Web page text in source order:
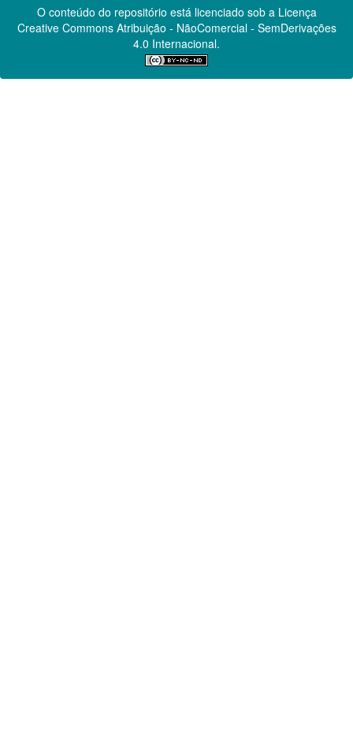
O conteúdo do repositório está licenciado sob a Licença
Creative CommonsAtribuição - NãoComercial - SemDerivações
4.0 Internacional.